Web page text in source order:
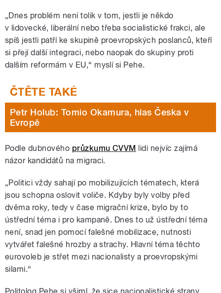
„Dnes problém není tolik v tom, jestli je někdo
v lidovecké, liberální nebo třeba socialistické frakci, ale
spíš jestli patří ke skupině proevropských poslanců, kteří
si přejí další integraci, nebo naopak do skupiny proti
dalším reformám v EU,“ myslí si Pehe.
Petr Holub: Tomio Okamura, hlas Česka v
Evropě
Podle dubnového průzkumu CVVM
lidi nejvíc zajímá
názor kandidátů na migraci.
„Politici vždy sahají po mobilizujících tématech, která
jsou schopna oslovit voliče. Kdyby byly volby před
dvěma roky, tedy v čase migrační krize, bylo by to
ústřední téma i pro kampaně. Dnes to už ústřední téma
není, snad jen pomocí falešné mobilizace, nutnosti
vytvářet falešné hrozby a strachy. Hlavní téma těchto
eurovoleb je střet mezi nacionalisty a proevropskými
silami.“